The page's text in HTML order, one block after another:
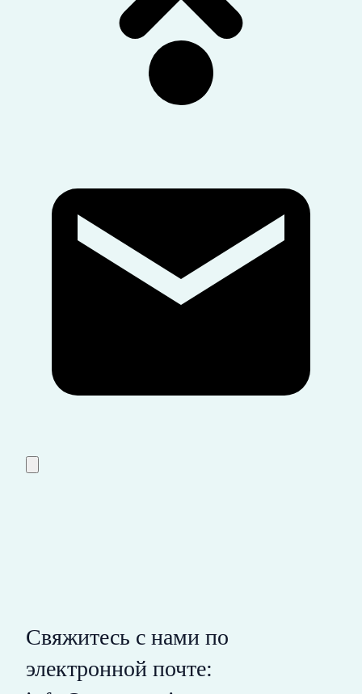
Свяжитесь с нами по
электронной почте: